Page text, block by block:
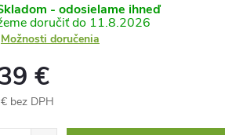
- odosielame ihneď
11.8.2026
Možnosti doručenia
€
bez DPH